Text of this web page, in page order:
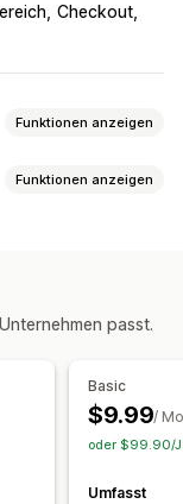
Checkout
Funktionen anzeigen
Funktionen anzeigen
passt.
Basic
$9.99/
oder $99.90/
Umfasst